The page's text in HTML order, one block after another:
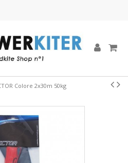
Colore 2x30m 50kg